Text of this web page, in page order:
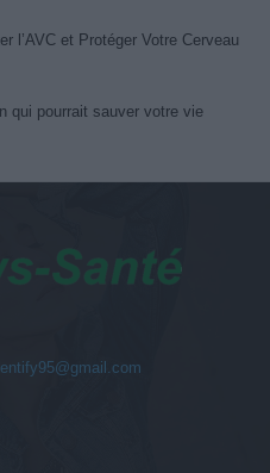
l’AVC et Protéger Votre Cerveau
qui pourrait sauver votre vie